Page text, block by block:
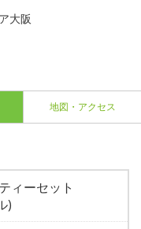
大阪
地図・アクセス
ィーセット
)